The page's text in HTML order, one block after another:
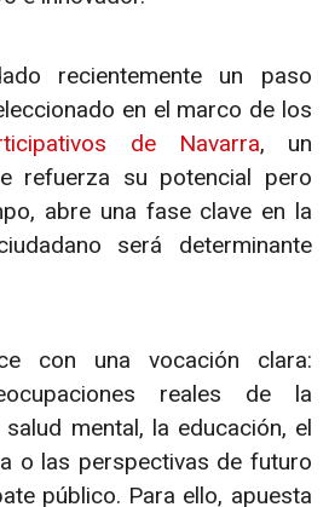
recientemente un paso
en el marco de los
de Navarra, un
refuerza su potencial pero
abre una fase clave en la
será determinante
con una vocación clara:
reales de la
mental, la educación, el
o las perspectivas de futuro
público. Para ello, apuesta